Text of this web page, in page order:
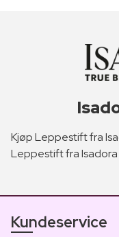
Kjøp Leppestift fra
Leppestift fra
Kundeservice